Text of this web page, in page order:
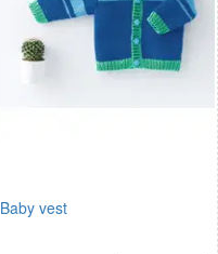
Baby vest